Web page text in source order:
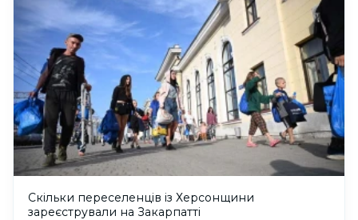
Скільки переселенців із Херсонщини
зареєстрували на Закарпатті